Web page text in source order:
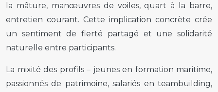
la mâture, manœuvres de voiles, quart à la barre,
entretien courant. Cette implication concrète crée
un sentiment de fierté partagé et une solidarité
naturelle entre participants.
La mixité des profils – jeunes en formation maritime,
passionnés de patrimoine, salariés en teambuilding,